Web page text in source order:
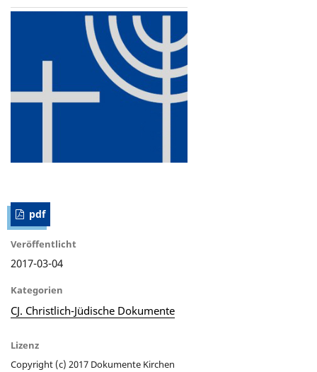
pdf
Veröffentlicht
2017-03-04
Kategorien
CJ. Christlich-Jüdische Dokumente
Lizenz
Copyright (c) 2017 Dokumente Kirchen